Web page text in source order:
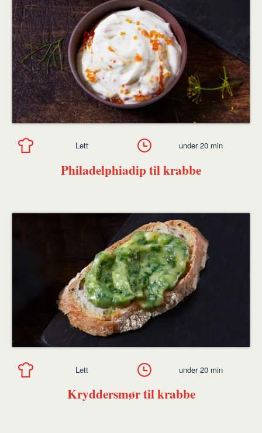
Philadelphiadip til krabbe
Lett under 20 min
Kryddersmør til krabbe
Lett under 20 min